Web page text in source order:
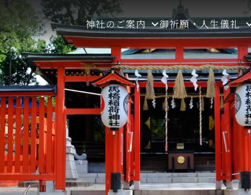
神社のご案内 御祈願・人生儀礼